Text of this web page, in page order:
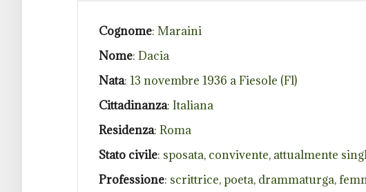
Cognome: Maraini
Nome: Dacia
Nata: 13 novembre 1936 a Fiesole (Fl)
Cittadinanza: Italiana
Residenza: Roma
Stato civile: sposata, convivente, attualmente
Professione: scrittrice, poeta, drammaturga,